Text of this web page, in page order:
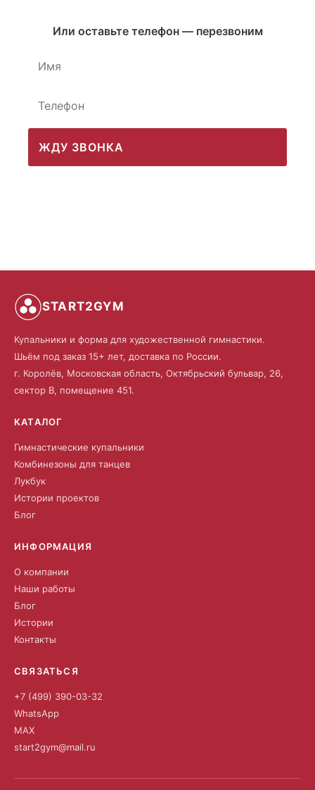
Или оставьте телефон — перезвоним
ЖДУ ЗВОНКА
START2GYM
Купальники и форма для художественной гимнастики.
Шьём под заказ 15+ лет, доставка по России.
г. Королёв, Московская область, Октябрьский бульвар, 26,
сектор В, помещение 451.
КАТАЛОГ
Гимнастические купальники
Комбинезоны для танцев
Лукбук
Истории проектов
Блог
ИНФОРМАЦИЯ
О компании
Наши работы
Блог
Истории
Контакты
СВЯЗАТЬСЯ
+7 (499) 390-03-32
WhatsApp
MAX
start2gym@mail.ru